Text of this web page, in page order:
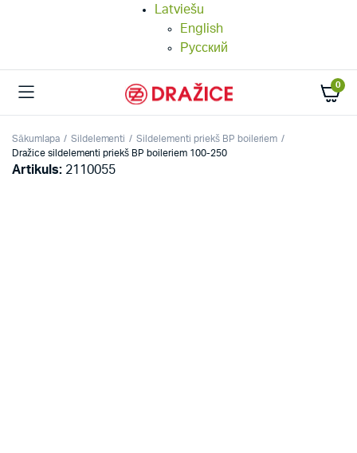
Latviešu
English
Русский
0
Sākumlapa Sildelementi
Sildelementi priekš BP boileriem
Dražice sildelementi priekš BP boileriem 100-250
Artikuls:2110055